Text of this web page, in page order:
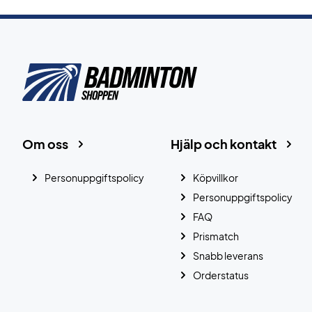
Hjälp och kontakt
Köpvillkor
Personuppgiftspolicy
FAQ
Prismatch
Snabb leverans
Orderstatus
Om oss
Personuppgiftspolicy